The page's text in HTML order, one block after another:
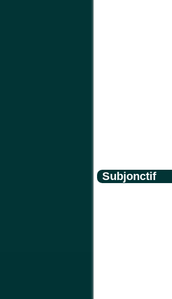
Subjonctif